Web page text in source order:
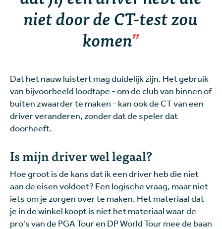
niet door de CT-test zou
komen
Dat het nauw luistert mag duidelijk zijn. Het gebruik
van bijvoorbeeld loodtape - om de club van binnen of
buiten zwaarder te maken - kan ook de CT van een
driver veranderen, zonder dat de speler dat
doorheeft.
Is mijn driver wel legaal?
Hoe groot is de kans dat ik een driver heb die niet
aan de eisen voldoet? Een logische vraag, maar niet
iets om je zorgen over te maken. Het materiaal dat
je in de winkel koopt is niet het materiaal waar de
pro's van de PGA Tour en DP World Tour mee de baan